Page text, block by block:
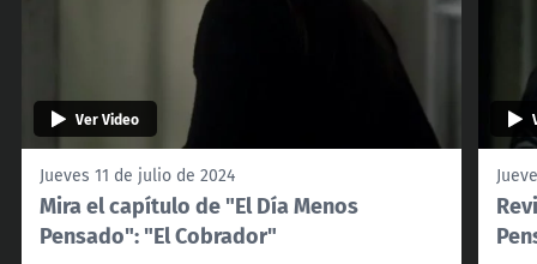
Ver Video
Jueves 11 de julio de 2024
Mira el capítulo de "El Día Menos
Pensado": "El Cobrador"